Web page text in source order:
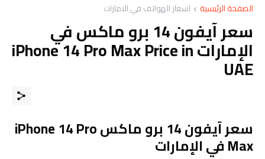
الصفحة الرئيسية اسعار الهواتف في الامارات
سعر آيفون 14 برو ماكس في
الإمارات iPhone 14 Pro Max Price in
UAE
سعر آيفون 14 برو ماكس iPhone 14 Pro
Max في الإمارات